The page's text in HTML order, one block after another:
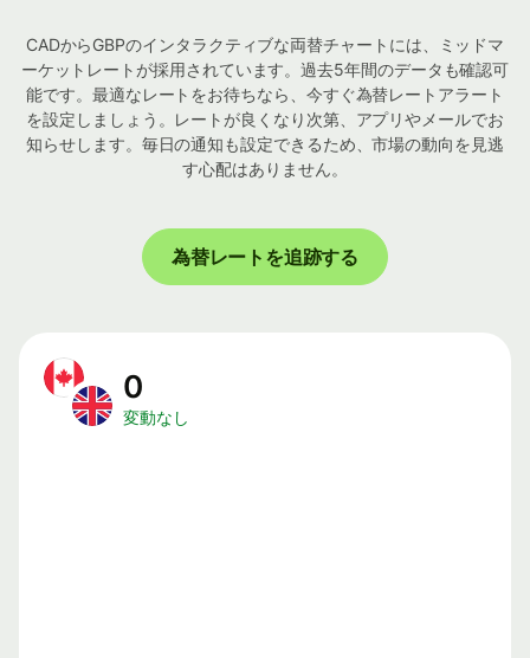
CADからGBPのインタラクティブな両替チャートには、ミッドマ
ーケットレートが採用されています。過去5年間のデータも確認可
能です。最適なレートをお待ちなら、今すぐ為替レートアラート
を設定しましょう。レートが良くなり次第、アプリやメールでお
知らせします。毎日の通知も設定できるため、市場の動向を見逃
す心配はありません。
為替レートを追跡する
0
変動なし